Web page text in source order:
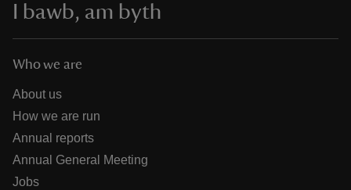
I bawb, am byth
Who we are
About us
How we are run
Annual reports
Annual General Meeting
Jobs